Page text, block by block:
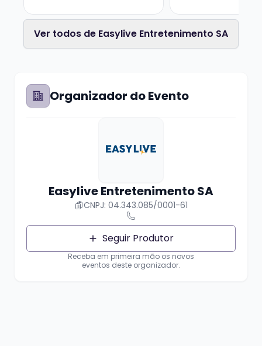
ATENÇÃO: Número Limitado de Ingressos.
Caso seu pagamento seja aprovado após o
esgotamento dos ingressos entraremos em
pelo sistema, não tem opção de escolha.
Ver todos de Easylive Entretenimento SA
Organizador do Evento
Easylive Entretenimento SA
CNPJ: 04.343.085/0001-61
Seguir Produtor
Receba em primeira mão os novos
eventos deste organizador.